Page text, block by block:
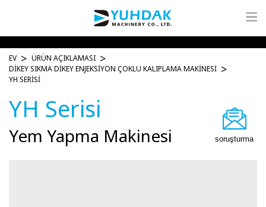
EV
ÜRÜN AÇIKLAMASI
DIKEY SIKMA DIKEY ENJEKSIYON ÇOKLU KALIPLAMA MAKINESI
YH SERISI
YH Serisi
Yem Yapma Makinesi soruşturma